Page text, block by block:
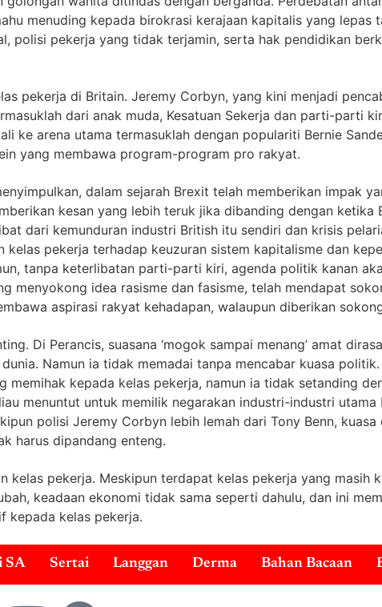
menuding kepada birokrasi kerajaan kapitalis yang lepas
polisi pekerja yang tidak terjamin, serta hak pendidikan
pekerja di Britain. Jeremy Corbyn, yang kini menjadi
dari anak muda, Kesatuan Sekerja dan parti-parti
ke arena utama termasuklah dengan populariti Bernie
yang membawa program-program pro rakyat.
dalam sejarah Brexit telah memberikan impak
kesan yang lebih teruk jika dibanding dengan ketika
dari kemunduran industri British itu sendiri dan krisis
kelas pekerja terhadap keuzuran sistem kapitalisme dan
tanpa keterlibatan parti-parti kiri, agenda politik kanan
menyokong idea rasisme dan fasisme, telah mendapat
aspirasi rakyat kehadapan, walaupun diberikan
Di Perancis, suasana ‘mogok sampai menang’ amat
Namun ia tidak memadai tanpa mencabar kuasa
memihak kepada kelas pekerja, namun ia tidak setanding
menuntut untuk memilik negarakan industri-industri
polisi Jeremy Corbyn lebih lemah dari Tony Benn,
harus dipandang enteng.
kelas pekerja. Meskipun terdapat kelas pekerja yang masih
keadaan ekonomi tidak sama seperti dahulu, dan ini
kepada kelas pekerja.
SA Sertai Langgan Derma Bahan Bacaan